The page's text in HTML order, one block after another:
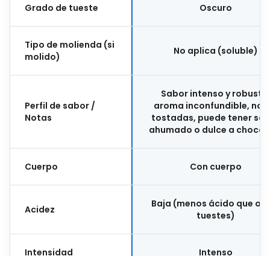
Grado de tueste Oscuro
Tipo de molienda (si
molido)
No aplica (soluble)
Perfil de sabor /
Notas
Sabor intenso y robusto,
aroma inconfundible,
tostadas, puede tener
ahumado o dulce a
Cuerpo Con cuerpo
Acidez
Baja (menos ácido que
tuestes)
Intensidad Intenso